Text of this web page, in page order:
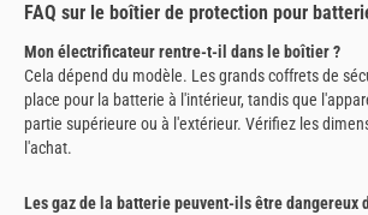
FAQ sur le boîtier de protection pour
Mon électrificateur rentre-t-il dans le boîtier ?
Cela dépend du modèle. Les grands coffrets de
place pour la batterie à l'intérieur, tandis que
partie supérieure ou à l'extérieur. Vérifiez les
l'achat.
Les gaz de la batterie peuvent-ils être dangereux